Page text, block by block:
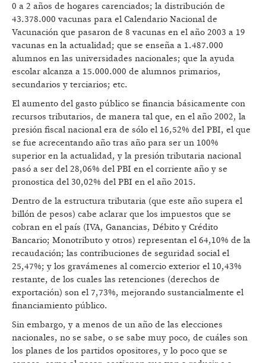
0 a 2 años de hogares carenciados; la distribución de
43.378.000 vacunas para el Calendario Nacional de
Vacunación que pasaron de 8 vacunas en el año 2003 a 19
vacunas en la actualidad; que se enseña a 1.487.000
alumnos en las universidades nacionales; que la ayuda
escolar alcanza a 15.000.000 de alumnos primarios,
secundarios y terciarios; etc.
El aumento del gasto público se financia básicamente con
recursos tributarios, de manera tal que, en el año 2002, la
presión fiscal nacional era de sólo el 16,52% del PBI, el que
se fue acrecentando año tras año para ser un 100%
superior en la actualidad, y la presión tributaria nacional
pasó a ser del 28,06% del PBI en el corriente año y se
pronostica del 30,02% del PBI en el año 2015.
Dentro de la estructura tributaria (que este año supera el
billón de pesos) cabe aclarar que los impuestos que se
cobran en el país (IVA, Ganancias, Débito y Crédito
Bancario; Monotributo y otros) representan el 64,10% de la
recaudación; las contribuciones de seguridad social el
25,47%; y los gravámenes al comercio exterior el 10,43%
restante, de los cuales las retenciones (derechos de
exportación) son el 7,73%, mejorando sustancialmente el
financiamiento público.
Sin embargo, y a menos de un año de las elecciones
nacionales, no se sabe, o se sabe muy poco, de cuáles son
los planes de los partidos opositores, y lo poco que se